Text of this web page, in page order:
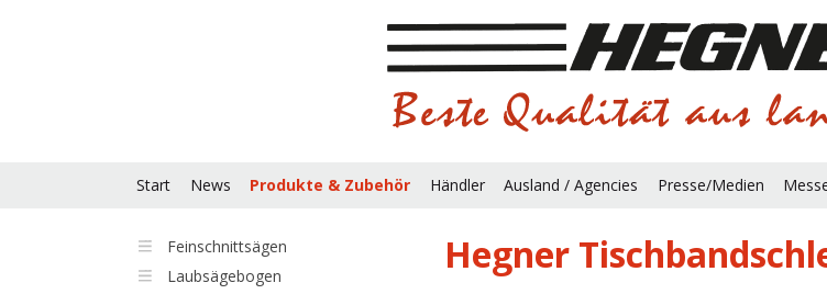
Start News Produkte & Zubehör Händler Ausland / Agencies Presse/Medien
Feinschnittsägen
Laubsägebogen
Hegner